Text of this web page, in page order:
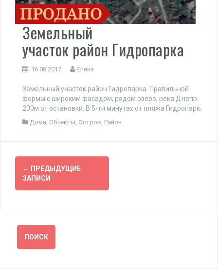
Земельный
участок район Гидропарка
16.08.2017 Елена
Земельный участок район Гидропарка. Правильной
формы с широким фасадом, рядом озеро, река Днепр.
200м от остановки. В 5-ти минутах от пляжа Гидропарк.
Дома, Объекты, Остров, Район
Навигация
по
← ПРЕДЫДУЩИЕ
ЗАПИСИ